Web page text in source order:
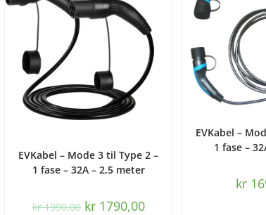
EVKabel – Mode 3 til Type 2 –
1 fase – 32A – 2,5 meter
kr1990,00 kr1790,00
EVKabel –
1 fase –
kr